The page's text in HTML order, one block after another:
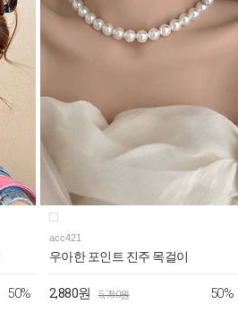
50%
acc421
우아한 포인트 진주 목걸이
2,880원 5,780원 50%